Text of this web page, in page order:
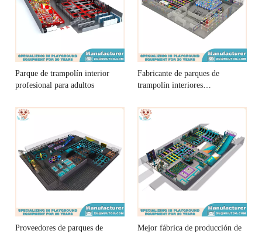
Parque de trampolín interior
profesional para adultos
Fabricante de parques de
trampolín interiores
Proveedores de parques de
Mejor fábrica de producción de